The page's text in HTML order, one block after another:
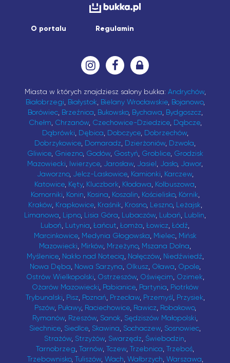
O portalu Regulamin
Miasta w których znajdziesz salony bukka: Andrychów,
Białobrzegi, Białystok, Bielany Wrocławskie, Bojanowo,
Borówiec, Brzeźnica, Bukowsko, Bychawa, Bydgoszcz,
Chełm, Chrzanów, Czechowice-Dziedzice, Dąbcze,
Dąbrówki, Dębica, Dobczyce, Dobrzechów,
Dobrzykowice, Domaradz, Dzierżoniów, Dzwola,
Gliwice, Gniezno, Godów, Gostyń, Groblice, Grodzisk
Mazowiecki, Iwierzyce, Jarosław, Jasiel, Jasło, Jawor,
Jaworzno, Jelcz-Laskowice, Kamionki, Karczew,
Katowice, Kęty, Kluczbork, Kłodawa, Kolbuszowa,
Komorniki, Konin, Kosina, Koszalin, Kościelisko, Kórnik,
Kraków, Krapkowice, Kraśnik, Krosno, Leszno, Leżajsk,
Limanowa, Lipno, Lisia Góra, Lubaczów, Lubań, Lublin,
Luboń, Lutynia, Łańcut, Łomża, Łowicz, Łódź,
Marcinkowice, Medynia Głogowska, Mielec, Mińsk
Mazowiecki, Mirków, Mrzeżyno, Mszana Dolna,
Myślenice, Nakło nad Notecią, Nałęczów, Niedźwiedź,
Nowa Dęba, Nowa Sarzyna, Olkusz, Oława, Opole,
Ostrów Wielkopolski, Ostrzeszów, Oświęcim, Ozimek,
Ożarów Mazowiecki, Pabianice, Partynia, Piotrków
Trybunalski, Pisz, Poznań, Przecław, Przemyśl, Przysiek,
Pszów, Puławy, Raciechowice, Rawicz, Robakowo,
Rymanów, Rzeszów, Sanok, Sędziszów Małopolski,
Siechnice, Siedlce, Skawina, Sochaczew, Sosnowiec,
Strażów, Strzyżów, Swarzędz, Świebodzin,
Tarnobrzeg, Tarnów, Tczew, Trzebnica, Trzeboś,
Trzebownisko, Tuliszów, Wach, Wałbrzych, Warszawa,